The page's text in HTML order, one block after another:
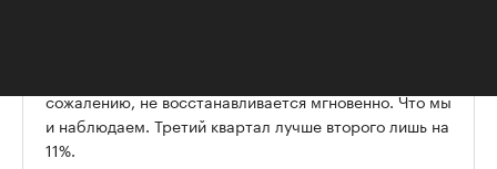
сожалению, не восстанавливается мгновенно. Что мы
и наблюдаем. Третий квартал лучше второго лишь на
11%.